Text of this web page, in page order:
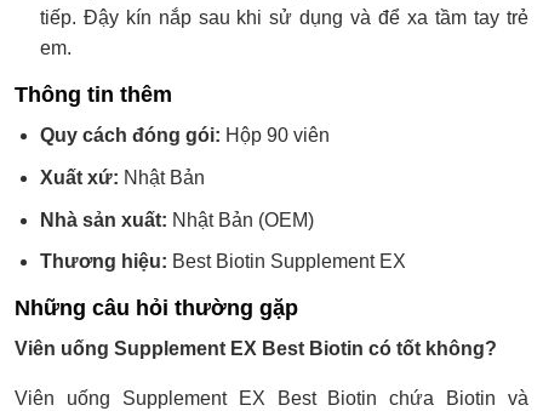
tiếp. Đậy kín nắp sau khi sử dụng và để xa tầm tay trẻ
em.
Thông tin thêm
Quy cách đóng gói: Hộp 90 viên
Xuất xứ: Nhật Bản
Nhà sản xuất: Nhật Bản (OEM)
Thương hiệu: Best Biotin Supplement EX
Những câu hỏi thường gặp
Viên uống Supplement EX Best Biotin có tốt không?
Viên uống Supplement EX Best Biotin chứa Biotin và